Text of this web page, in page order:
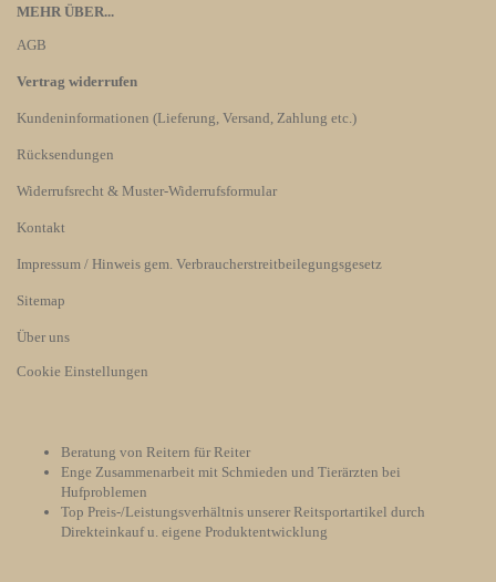
MEHR ÜBER...
AGB
Vertrag widerrufen
Kundeninformationen (Lieferung, Versand, Zahlung etc.)
Rücksendungen
Widerrufsrecht & Muster-Widerrufsformular
Kontakt
Impressum / Hinweis gem. Verbraucherstreitbeilegungsgesetz
Sitemap
Über uns
Cookie Einstellungen
Beratung von Reitern für Reiter
Enge Zusammenarbeit mit Schmieden und Tierärzten bei
Hufproblemen
Top Preis-/Leistungsverhältnis unserer Reitsportartikel durch
Direkteinkauf u. eigene Produktentwicklung